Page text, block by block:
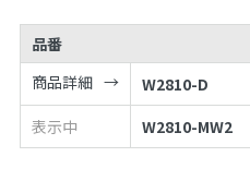
品番
商品詳細
W2810-D
表示中
W2810-MW2